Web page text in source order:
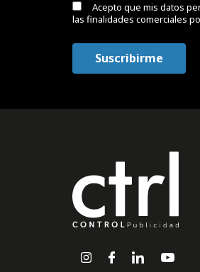
Acepto que mis datos
las finalidades comerciales